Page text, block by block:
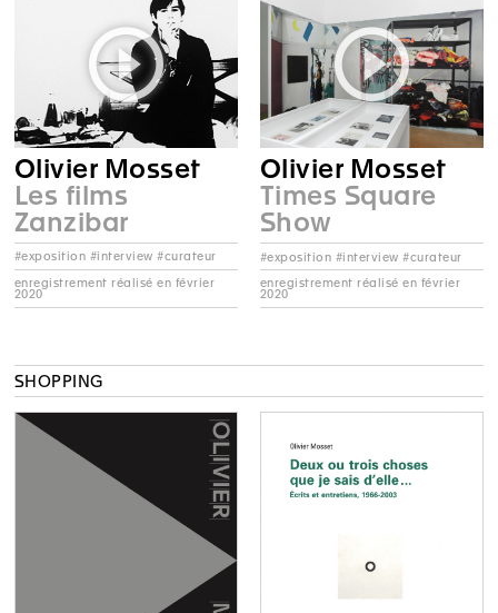
Olivier Mosset
Les films
Zanzibar
#exposition #interview #curateur
enregistrement réalisé en février
2020
Olivier Mosset
Times Square
Show
#exposition #interview #curateur
enregistrement réalisé en février
2020
SHOPPING